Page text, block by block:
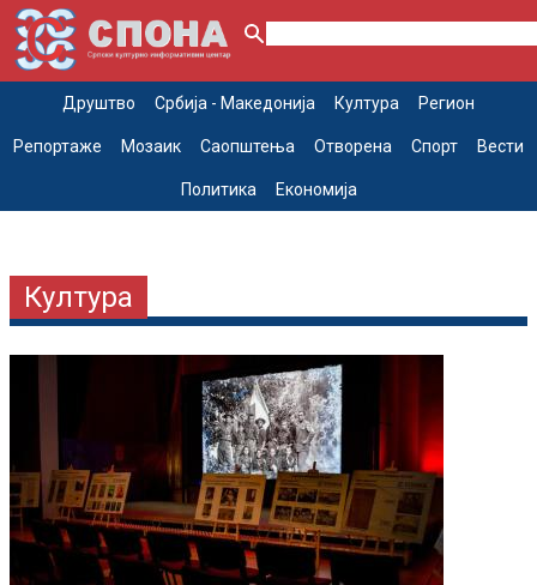
Друштво Србија - Македонија Култура Регион
Репортаже Мозаик Саопштења Отворена Спорт Вести
Политика Економија
Култура